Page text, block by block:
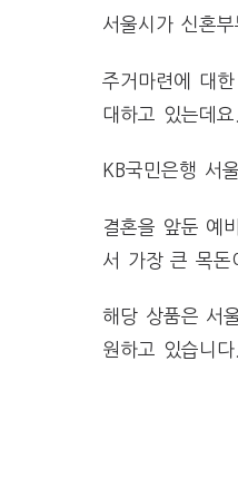
서울시가 신혼
주거마련에 대
대하고 있는데요.
KB국민은행 서
결혼을 앞둔 예
서 가장 큰 목돈
해당 상품은 서
원하고 있습니다.